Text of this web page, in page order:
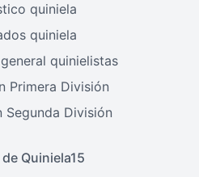
quiniela
quiniela
quinielistas
Primera División
Segunda División
Quiniela15